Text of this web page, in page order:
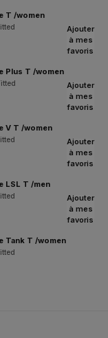
T /women
Ajouter
à mes
favoris
Plus T /women
Ajouter
à mes
favoris
V T /women
Ajouter
à mes
favoris
LSL T /men
Ajouter
à mes
favoris
Tank T /women